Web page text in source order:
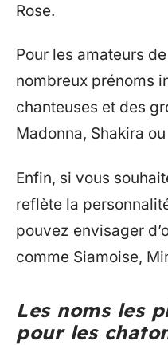
Rose.
Pour les amateurs
nombreux prénoms
chanteuses et des
Madonna, Shakira
Enfin, si vous
reflète la
pouvez envisager
comme Siamoise,
Les noms les
pour les